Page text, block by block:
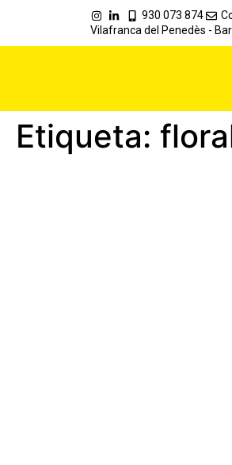
930 073 874
Vilafranca del Penedès -
Etiqueta: